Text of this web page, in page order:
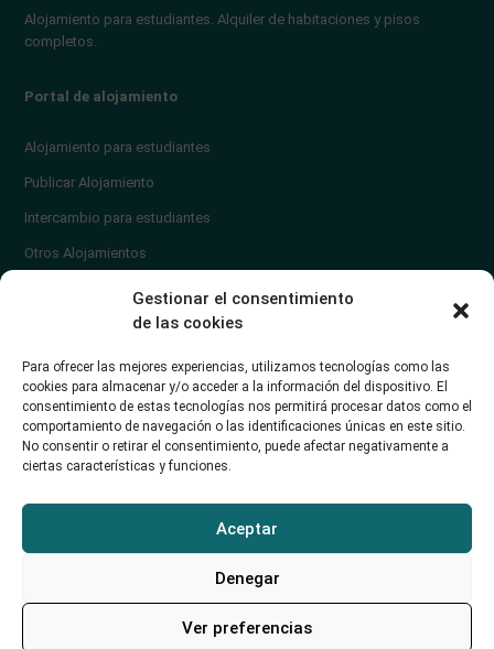
Gestionar el consentimiento
de las cookies
Para ofrecer las mejores experiencias, utilizamos tecnologías como las
cookies para almacenar y/o acceder a la información del dispositivo. El
consentimiento de estas tecnologías nos permitirá procesar datos como el
comportamiento de navegación o las identificaciones únicas en este sitio.
No consentir o retirar el consentimiento, puede afectar negativamente a
ciertas características y funciones.
Aceptar
Denegar
Ver preferencias
Alojamiento para estudiantes. Alquiler de habitaciones y pisos
completos.
Portal de alojamiento
Alojamiento para estudiantes
Publicar Alojamiento
Intercambio para estudiantes
Otros Alojamientos
¿Cómo publicar un anuncio?
Contacto
soporte@alojamientounican.es
Alojamiento Universidad de Cantabria Copyright © 2023​